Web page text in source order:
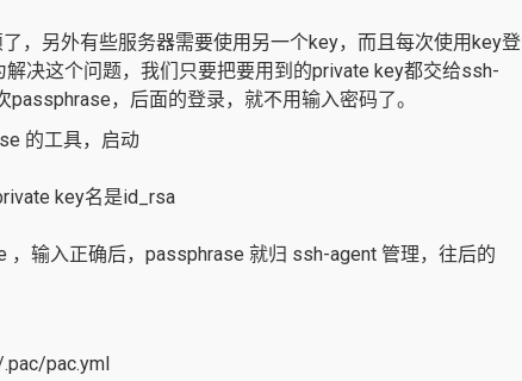
，另外有些服务器需要使用另一个key，而且每次使用key登
决这个问题，我们只要把要用到的private key都交给ssh-
，后面的登录，就不用输入密码了。
的工具，启动
key名是id_rsa
，输入正确后，passphrase 就归 ssh-agent 管理，往后的
pac.yml